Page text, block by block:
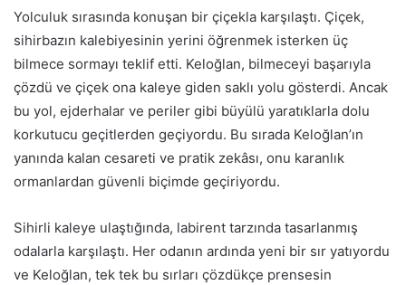
Yolculuk sırasında konuşan bir çiçekla karşılaştı. Çiçek,
sihirbazın kalebiyesinin yerini öğrenmek isterken üç
bilmece sormayı teklif etti. Keloğlan, bilmeceyi başarıyla
çözdü ve çiçek ona kaleye giden saklı yolu gösterdi. Ancak
bu yol, ejderhalar ve periler gibi büyülü yaratıklarla dolu
korkutucu geçitlerden geçiyordu. Bu sırada Keloğlan’ın
yanında kalan cesareti ve pratik zekâsı, onu karanlık
ormanlardan güvenli biçimde geçiriyordu.
Sihirli kaleye ulaştığında, labirent tarzında tasarlanmış
odalarla karşılaştı. Her odanın ardında yeni bir sır yatıyordu
ve Keloğlan, tek tek bu sırları çözdükçe prensesin